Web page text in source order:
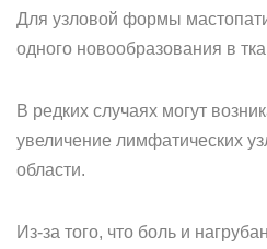
Для узловой формы
одного новообразования в
В редких случаях могут
увеличение лимфатических
области.
Из-за того, что боль и